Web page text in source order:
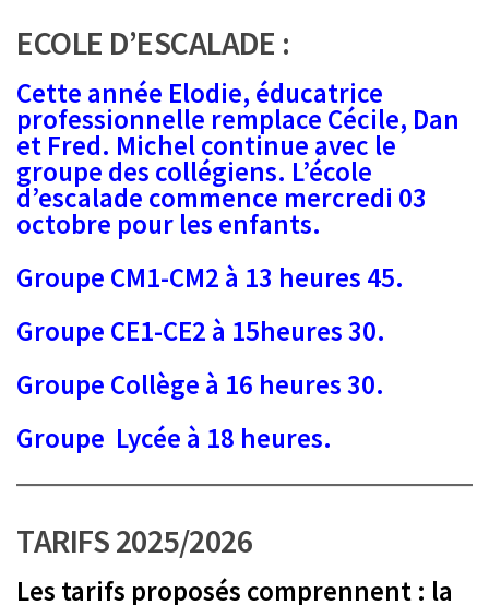
ECOLE D’ESCALADE :
Cette année Elodie, éducatrice
professionnelle remplace Cécile, Dan
et Fred. Michel continue avec le
groupe des collégiens. L’école
d’escalade commence mercredi 03
octobre pour les enfants.
Groupe CM1-CM2 à 13 heures 45.
Groupe CE1-CE2 à 15heures 30.
Groupe Collège à 16 heures 30.
Groupe Lycée à 18 heures.
TARIFS 2025/2026
Les tarifs proposés comprennent : la